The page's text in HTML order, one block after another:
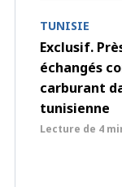
TUNISIE
Exclusif.
échangés
carburant
tunisienne
Lecture de 4